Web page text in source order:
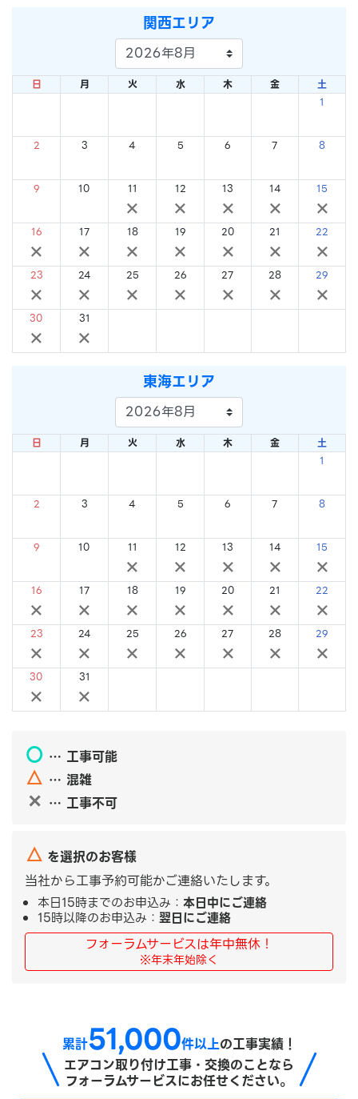
関西エリア
日 月 火 水 木 金
土
1
2 3 4 5 6 7 8
9 10 11
×
12
×
13
×
14
×
15
×
16
×
17
×
18
×
19
×
20
×
21
×
22
×
23
×
24
×
25
×
26
×
27
×
28
×
29
×
30
×
31
×
東海エリア
日 月 火 水 木 金
土
1
2 3 4 5 6 7 8
9 10 11
×
12
×
13
×
14
×
15
×
16
×
17
×
18
×
19
×
20
×
21
×
22
×
23
×
24
×
25
×
26
×
27
×
28
×
29
×
30
×
31
×
〇 … 工事可能
△ … 混雑
✕ … 工事不可
△ を選択のお客様
当社から工事予約可能かご連絡いたします。
本日15時までのお申込み： 本日中にご連絡
15時以降のお申込み： 翌日にご連絡
フォーラムサービスは年中無休！
※年末年始除く
累計51,000件以上の工事実績！
エアコン取り付け工事・交換のことなら
フォーラムサービスにお任せください。